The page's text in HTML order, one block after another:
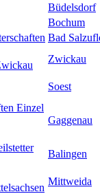
Büdelsdorf
Bochum
Bad
Zwickau
Soest
Einzel
Gaggenau
Balingen
Mittweida